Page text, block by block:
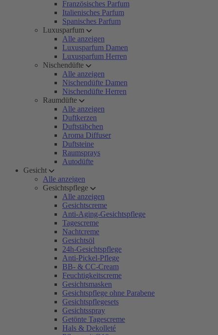
Französisches Parfum
Italienisches Parfum
Spanisches Parfum
Luxusparfum
Alle anzeigen
Luxusparfum Damen
Luxusparfum Herren
Nischendüfte
Alle anzeigen
Nischendüfte Damen
Nischendüfte Herren
Raumdüfte
Alle anzeigen
Duftkerzen
Duftstäbchen
Aroma Diffuser
Duftsteine
Raumsprays
Autodüfte
Gesicht
Alle anzeigen
Gesichtspflege
Alle anzeigen
Gesichtscreme
Anti-Aging-Gesichtspflege
Tagescreme
Nachtcreme
Gesichtsöl
24h-Gesichtspflege
Anti-Pickel-Pflege
BB- & CC-Cream
Feuchtigkeitscreme
Gesichtsmasken
Gesichtspflege ohne Parabene
Gesichtspflegesets
Gesichtsspray
Getönte Tagescreme
Hals & Dekolleté